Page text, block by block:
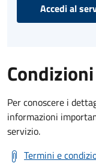
Accedi al
Per conoscere i
informazioni
servizio.
Termini e